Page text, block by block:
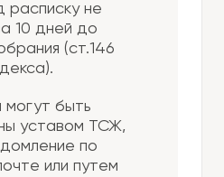
расписку не
10 дней до
(ст.146
быть
уставом ТСЖ,
по
или путем